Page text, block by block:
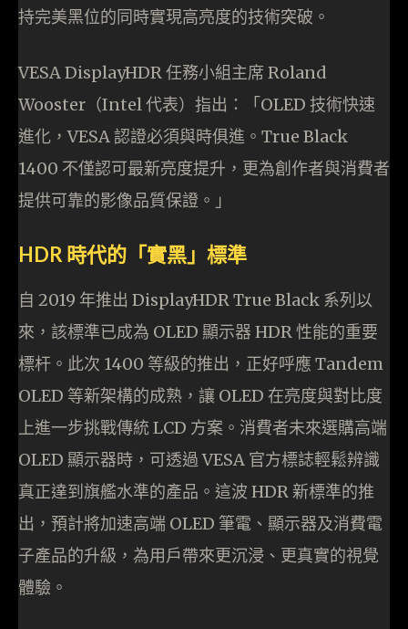
持完美黑位的同時實現高亮度的技術突破。
VESA DisplayHDR 任務小組主席 Roland
Wooster（Intel 代表）指出：「OLED 技術快速
進化，VESA 認證必須與時俱進。True Black
1400 不僅認可最新亮度提升，更為創作者與消費者
提供可靠的影像品質保證。」
HDR 時代的「實黑」標準
自 2019 年推出 DisplayHDR True Black 系列以
來，該標準已成為 OLED 顯示器 HDR 性能的重要
標杆。此次 1400 等級的推出，正好呼應 Tandem
OLED 等新架構的成熟，讓 OLED 在亮度與對比度
上進一步挑戰傳統 LCD 方案。消費者未來選購高端
OLED 顯示器時，可透過 VESA 官方標誌輕鬆辨識
真正達到旗艦水準的產品。這波 HDR 新標準的推
出，預計將加速高端 OLED 筆電、顯示器及消費電
子產品的升級，為用戶帶來更沉浸、更真實的視覺
體驗。